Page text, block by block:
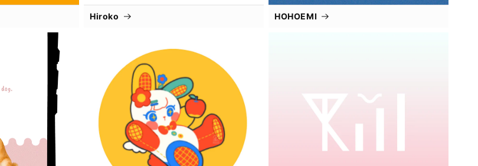
Hiroko HOHOEMI